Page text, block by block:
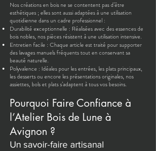
Nos créations en bois ne se contentent pas d’être
esthétiques ; elles sont aussi adaptées à une utilisation
quotidienne dans un cadre professionnel :
Durabilité exceptionnelle : Réalisées avec des essences de
bois nobles, nos pièces résistent à une utilisation intensive.
Entretien facile : Chaque article est traité pour supporter
des lavages manuels fréquents tout en conservant sa
beauté naturelle.
Polyvalence : Idéales pour les entrées, les plats principaux,
les desserts ou encore les présentations originales, nos
assiettes, bols et plats s’adaptent à tous vos besoins.
Pourquoi Faire Confiance à
l’Atelier Bois de Lune à
Avignon ?
Un savoir-faire artisanal